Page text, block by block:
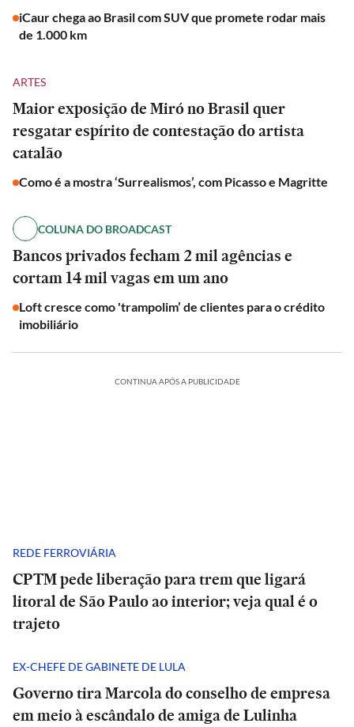
iCaur chega ao Brasil com SUV que promete rodar mais
de 1.000 km
ARTES
Maior exposição de Miró no Brasil quer
resgatar espírito de contestação do artista
catalão
Como é a mostra ‘Surrealismos’, com Picasso e Magritte
COLUNA DO BROADCAST
Bancos privados fecham 2 mil agências e
cortam 14 mil vagas em um ano
Loft cresce como 'trampolim’ de clientes para o crédito
imobiliário
CONTINUA APÓS A PUBLICIDADE
REDE FERROVIÁRIA
CPTM pede liberação para trem que ligará
litoral de São Paulo ao interior; veja qual é o
trajeto
EX-CHEFE DE GABINETE DE LULA
Governo tira Marcola do conselho de empresa
em meio à escândalo de amiga de Lulinha